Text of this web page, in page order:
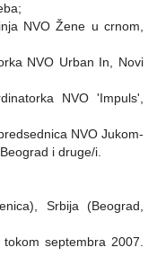
NVO Žene u crnom,
NVO Urban In, Novi
NVO 'Impuls',
NVO Jukom-
i druge/i.
Srbija (Beograd,
septembra 2007.